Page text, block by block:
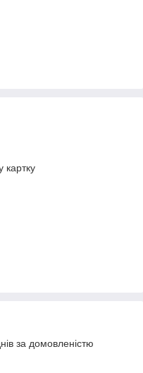
картку
за домовленістю